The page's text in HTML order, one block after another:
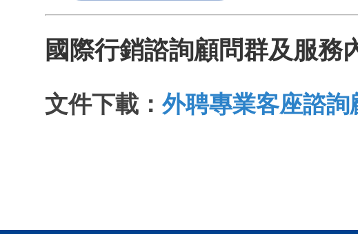
國際行銷諮詢顧問群及服務
文件下載： 外聘專業客座諮詢